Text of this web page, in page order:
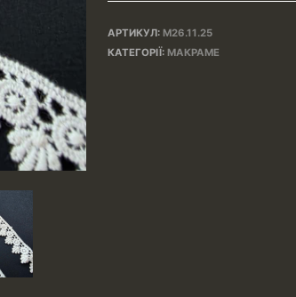
АРТИКУЛ: М26.11.25
КАТЕГОРІЇ: МАКРАМЕ